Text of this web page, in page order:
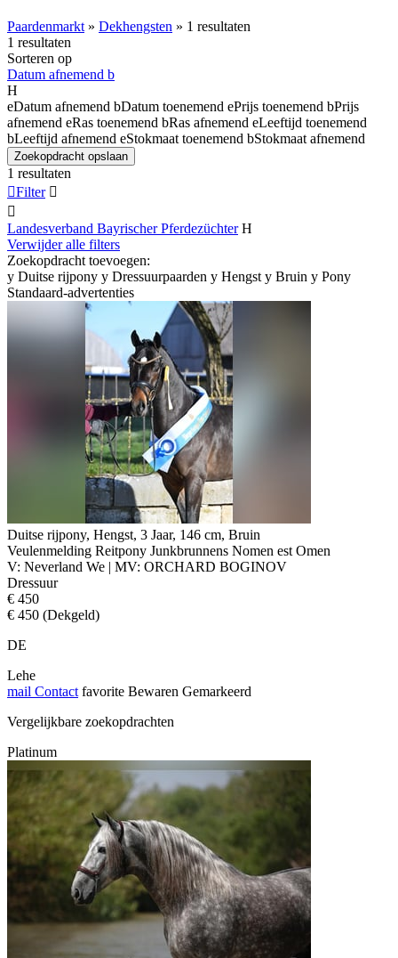
Paardenmarkt » Dekhengsten » 1 resultaten
1 resultaten
Sorteren op
Datum afnemend b
H
eDatum afnemend bDatum toenemend ePrijs toenemend bPrijs
afnemend eRas toenemend bRas afnemend eLeeftijd toenemend
bLeeftijd afnemend eStokmaat toenemend bStokmaat afnemend
Zoekopdracht opslaan
1 resultaten
Filter 

Landesverband Bayrischer Pferdezüchter H
Verwijder alle filters
Zoekopdracht toevoegen:
y Duitse rijpony y Dressuurpaarden y Hengst y Bruin y Pony
Standaard-advertenties
Duitse rijpony, Hengst, 3 Jaar, 146 cm, Bruin
Veulenmelding Reitpony Junkbrunnens Nomen est Omen
V: Neverland We | MV: ORCHARD BOGINOV
Dressuur
€ 450
€ 450 (Dekgeld)
DE
Lehe
mail Contact favorite Bewaren Gemarkeerd
Vergelijkbare zoekopdrachten
Platinum